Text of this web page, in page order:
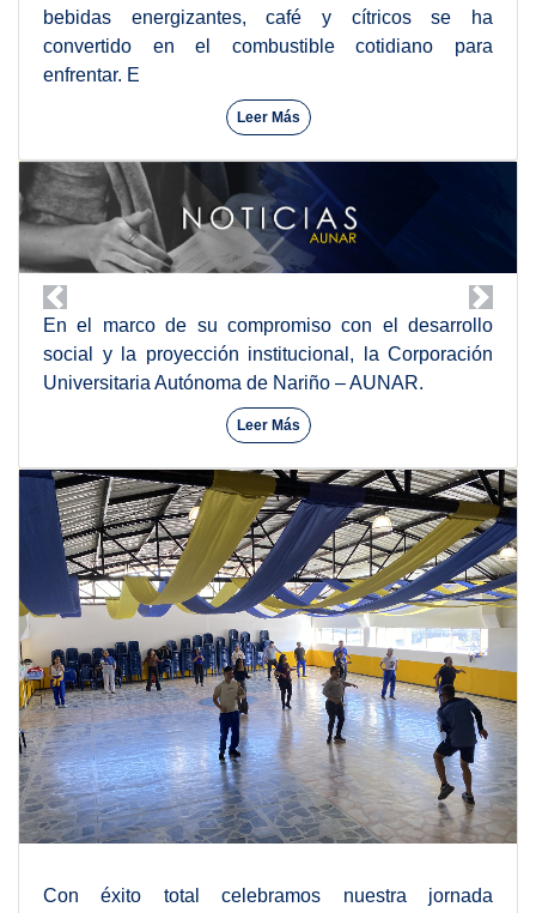
bebidas energizantes, café y cítricos se ha
convertido en el combustible cotidiano para
enfrentar. E
Leer Más
En el marco de su compromiso con el desarrollo
social y la proyección institucional, la Corporación
Universitaria Autónoma de Nariño – AUNAR.
Leer Más
Con éxito total celebramos nuestra jornada